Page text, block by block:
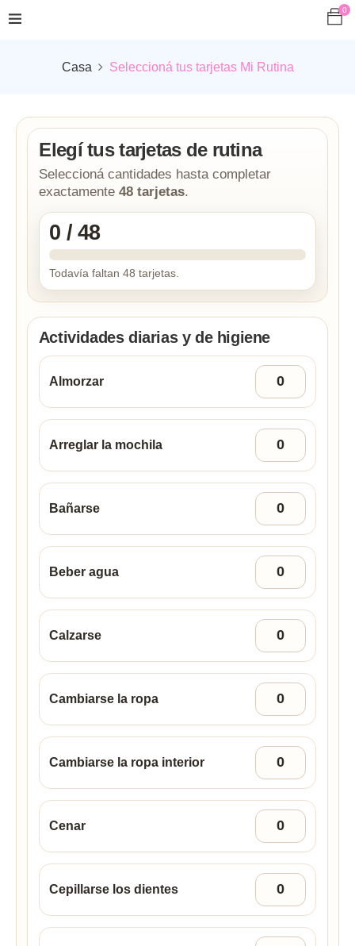
0
Casa Seleccioná tus tarjetas Mi Rutina
Elegí tus tarjetas de rutina
Seleccioná cantidades hasta completar
exactamente48 tarjetas.
0 / 48
Todavía faltan 48 tarjetas.
Actividades diarias y de higiene
Almorzar
Arreglar la mochila
Bañarse
Beber agua
Calzarse
Cambiarse la ropa
Cambiarse la ropa interior
Cenar
Cepillarse los dientes